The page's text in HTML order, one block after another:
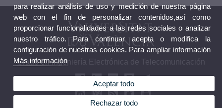
Grado en Ingeniería Electrónica de Telecomunicación
para realizar análisis de uso y medición de nuestra página
web con el fin de personalizar contenidos,así como
proporcionar funcionalidades a las redes sociales o analizar
nuestro tráfico. Para continuar acepta o modifica la
configuración de nuestras cookies. Para ampliar información
Más información
Aceptar todo
Rechazar todo